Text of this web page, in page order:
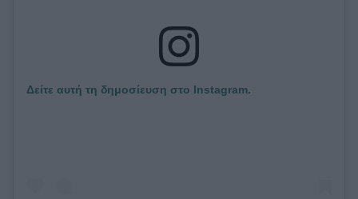
Δείτε αυτή τη δημοσίευση στο Instagram.